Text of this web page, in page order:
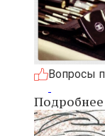
Вопросы
Подробнее